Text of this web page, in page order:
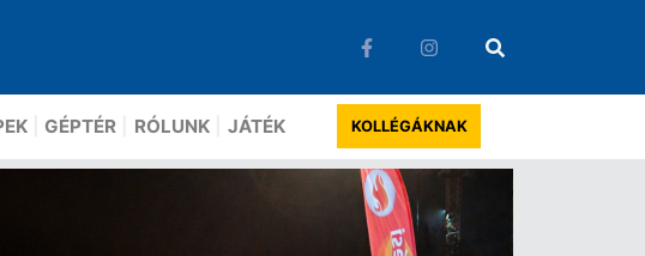
GÉPTÉR RÓLUNK JÁTÉK KOLLÉGÁKNAK